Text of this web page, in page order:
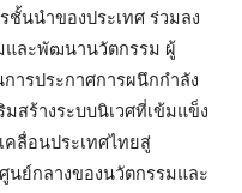
ชั้นนำของประเทศ ร่วมลง
และพัฒนานวัตกรรม ผู้
ารประกาศการผนึกกำลัง
สร้างระบบนิเวศที่เข้มแข็ง
ลื่อนประเทศไทยสู่
นย์กลางของนวัตกรรมและ